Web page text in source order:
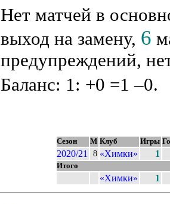
Нет матчей в
выход на замену, 6
предупреждений,
Баланс: 1: +0 =1 –0.
Сезон М Клуб Игры
2020/21 8 «Химки» 1
Итого
«Химки» 1